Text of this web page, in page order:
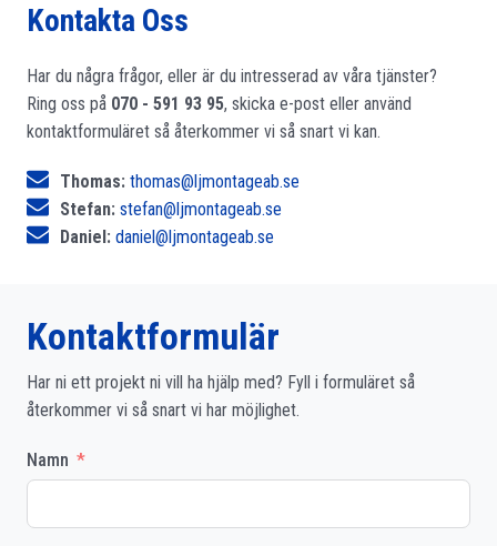
Kontakta Oss
Har du några frågor, eller är du intresserad av våra tjänster?
Ring oss på 070 - 591 93 95, skicka e-post eller använd
kontaktformuläret så återkommer vi så snart vi kan.
Thomas: thomas@ljmontageab.se
Stefan: stefan@ljmontageab.se
Daniel: daniel@ljmontageab.se
Kontaktformulär
Har ni ett projekt ni vill ha hjälp med? Fyll i formuläret så
återkommer vi så snart vi har möjlighet.
Namn